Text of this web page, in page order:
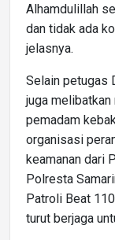
Alhamdulillah
dan tidak ada
jelasnya.
Selain petugas
juga melibatkan
pemadam
organisasi
keamanan dari
Polresta
Patroli Beat
turut berjaga